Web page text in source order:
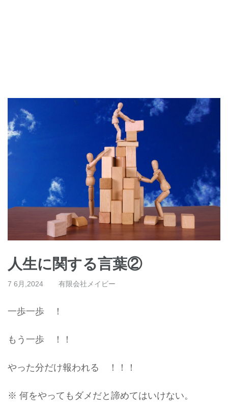
人生に関する言葉②
7 6月,2024 有限会社メイビー
一歩一歩 ！
もう一歩 ！！
やった分だけ報われる ！！！
※ 何をやってもダメだと諦めてはいけない。